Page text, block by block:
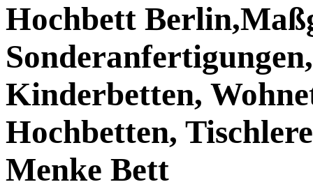
Hochbett
Kinderbetten,
Hochbetten,
Menke Bett